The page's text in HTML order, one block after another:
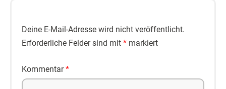
Deine E-Mail-Adresse wird nicht veröffentlicht.
Erforderliche Felder sind mit * markiert
Kommentar*